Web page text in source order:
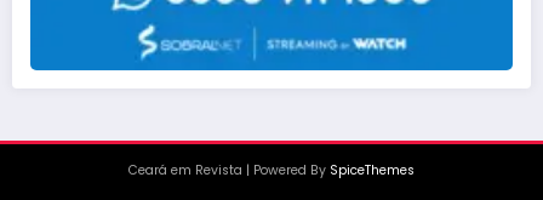
Ceará em Revista | Powered By SpiceThemes